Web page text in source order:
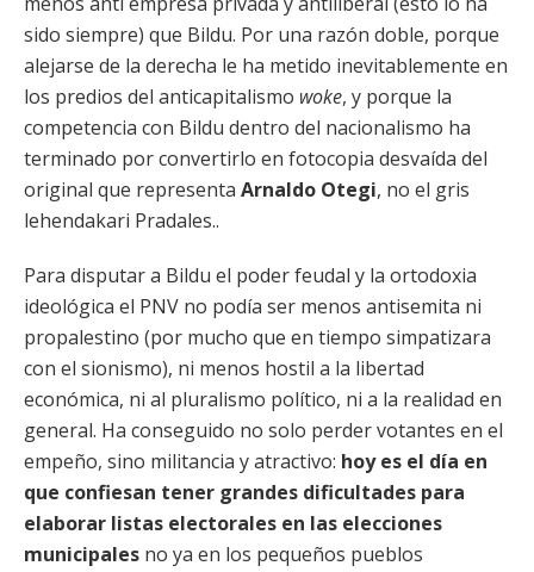
sido siempre) que Bildu. Por una razón doble, porque
alejarse de la derecha le ha metido inevitablemente en
los predios del anticapitalismo woke, y porque la
competencia con Bildu dentro del nacionalismo ha
terminado por convertirlo en fotocopia desvaída del
original que representa Arnaldo Otegi, no el gris
lehendakari Pradales..
Para disputar a Bildu el poder feudal y la ortodoxia
ideológica el PNV no podía ser menos antisemita ni
propalestino (por mucho que en tiempo simpatizara
con el sionismo), ni menos hostil a la libertad
económica, ni al pluralismo político, ni a la realidad en
general. Ha conseguido no solo perder votantes en el
empeño, sino militancia y atractivo: hoy es el día en
que confiesan tener grandes dificultades para
elaborar listas electorales en las elecciones
municipales no ya en los pequeños pueblos